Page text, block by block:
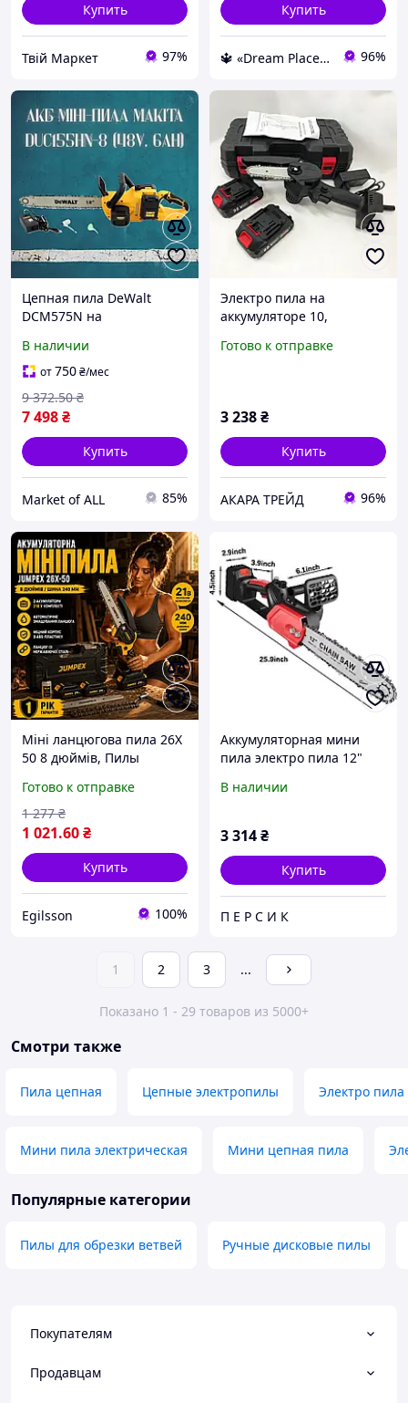
Купить
Твій Маркет 97%
Купить
🔱 «Dream Place» Компетентность! Качество товара! Быстрая отправка! ✅ 96%
Цепная пила DeWalt
DCM575N на
Электрическая цепная
пила для заготовки дров,
Электро пила
В наличии
от750₴/мес
7 498₴
9 372.50 ₴
Купить
Market of ALL 85%
Электро пила на
аккумуляторе 10,
пила хорошего качества,
Готово к отправке
3 238₴
Купить
АКАРА ТРЕЙД 96%
Міні ланцюгова пила 26X
50 8 дюймів, Пилы
электро ручная шина 240
мм Жовта,
Электроинструмент,
Пилы садовы
Готово к отправке
1 021.60₴
1 277 ₴
Купить
Egilsson 100%
Аккумуляторная мини
пила электро пила 12"
кейс.
В наличии
3 314₴
Купить
П Е Р С И К
1 2 3 ...
Показано 1 - 29 товаров из 5000+
Смотри также
Пила цепная Цепные электропилы Электро
Мини пила электрическая Мини цепная пила
Популярные категории
Пилы для обрезки ветвей Ручные дисковые пилы
Покупателям
Продавцам